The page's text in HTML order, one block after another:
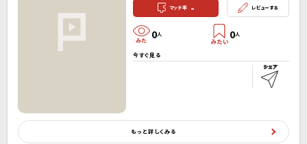
マッチ率 - レビューする
0人 0人
今すぐ見る
もっと詳しくみる